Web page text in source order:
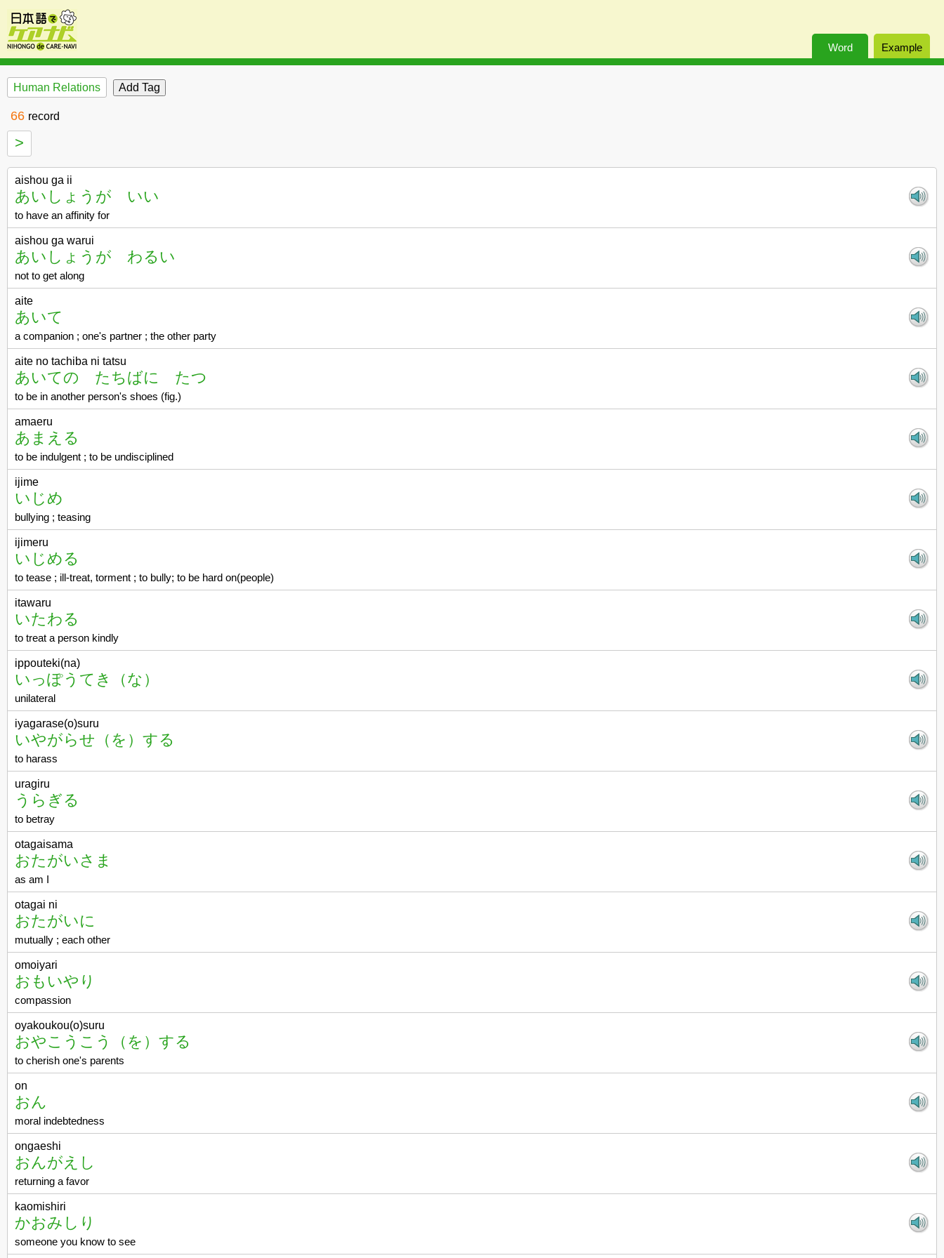
Word Example
Human Relations
66 record
>
aishou ga ii
あいしょうが いい
to have an affinity for
aishou ga warui
あいしょうが わるい
not to get along
aite
あいて
a companion ; one's partner ; the other party
aite no tachiba ni tatsu
あいての たちばに たつ
to be in another person's shoes (fig.)
amaeru
あまえる
to be indulgent ; to be undisciplined
ijime
いじめ
bullying ; teasing
ijimeru
いじめる
to tease ; ill-treat, torment ; to bully; to be hard on(people)
itawaru
いたわる
to treat a person kindly
ippouteki(na)
いっぽうてき（な）
unilateral
iyagarase(o)suru
いやがらせ（を）する
to harass
uragiru
うらぎる
to betray
otagaisama
おたがいさま
as am I
otagai ni
おたがいに
mutually ; each other
omoiyari
おもいやり
compassion
oyakoukou(o)suru
おやこうこう（を）する
to cherish one's parents
on
おん
moral indebtedness
ongaeshi
おんがえし
returning a favor
kaomishiri
かおみしり
someone you know to see